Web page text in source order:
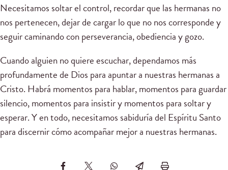
Necesitamos soltar el control, recordar que las hermanas no
nos pertenecen, dejar de cargar lo que no nos corresponde y
seguir caminando con perseverancia, obediencia y gozo.
Cuando alguien no quiere escuchar, dependamos más
profundamente de Dios para apuntar a nuestras hermanas a
Cristo. Habrá momentos para hablar, momentos para guardar
silencio, momentos para insistir y momentos para soltar y
esperar. Y en todo, necesitamos sabiduría del Espíritu Santo
para discernir cómo acompañar mejor a nuestras hermanas.